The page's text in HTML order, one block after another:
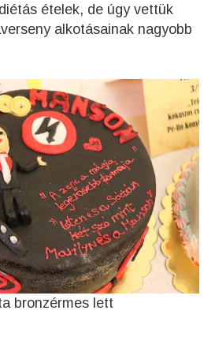
ételek, de úgy vettük
alkotásainak nagyobb
bronzérmes lett